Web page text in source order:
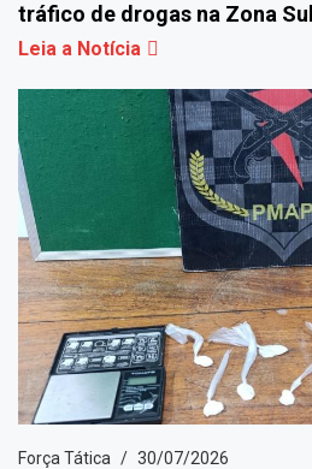
tráfico de drogas na Zona
Leia a Notícia
Força Tática 30/07/2026